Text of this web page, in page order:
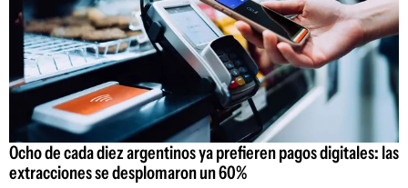
Ocho de cada diez argentinos ya prefieren pagos digitales: las
extracciones se desplomaron un 60%